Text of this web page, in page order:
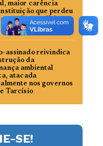
maior carência
que perdeu
quadro nos últimos
assinado reivindica
da
ambiental
atacada
nos governos
Tarcísio
SE!